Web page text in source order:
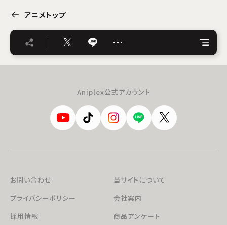
アニメトップ
…
Aniplex公式アカウント
お問い合わせ
当サイトについて
プライバシーポリシー
会社案内
採用情報
商品アンケート